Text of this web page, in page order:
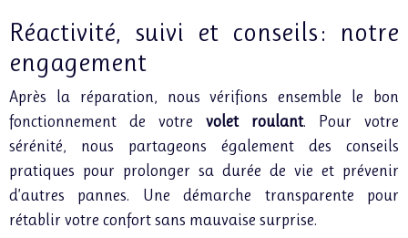
Réactivité, suivi et conseils : notre
engagement
Après la réparation, nous vérifions ensemble le bon
fonctionnement de votre volet roulant. Pour votre
sérénité, nous partageons également des conseils
pratiques pour prolonger sa durée de vie et prévenir
d’autres pannes. Une démarche transparente pour
rétablir votre confort sans mauvaise surprise.